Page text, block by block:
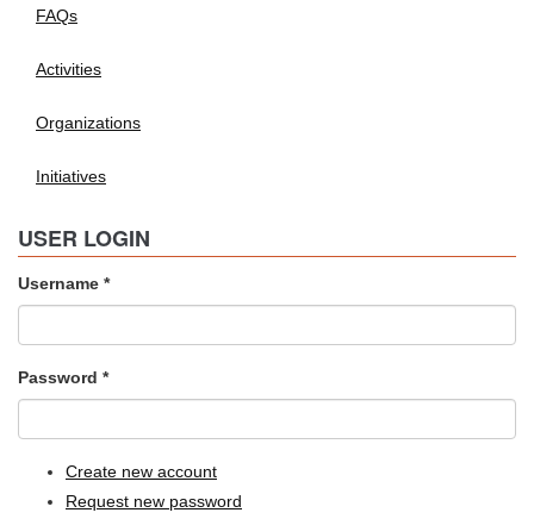
FAQs
Activities
Organizations
Initiatives
USER LOGIN
Username *
Password *
Create new account
Request new password